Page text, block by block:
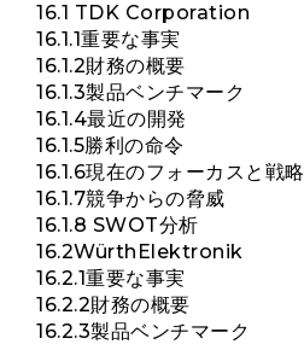
16.1 TDK Corporation
16.1.1重要な事実
16.1.2財務の概要
16.1.3製品ベンチマーク
16.1.4最近の開発
16.1.5勝利の命令
16.1.6現在のフォーカスと戦略
16.1.7競争からの脅威
16.1.8 SWOT分析
16.2WürthElektronik
16.2.1重要な事実
16.2.2財務の概要
16.2.3製品ベンチマーク